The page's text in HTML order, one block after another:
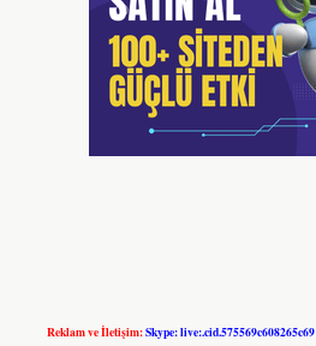
Reklam ve İletişim:Skype: live:.cid.575569c608265c69